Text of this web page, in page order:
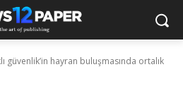
güvenlik’in hayran buluşmasında ortalık